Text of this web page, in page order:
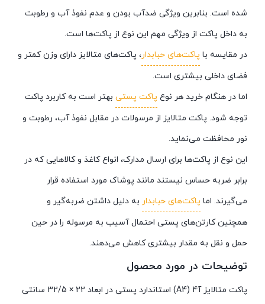
شده است. بنابرین ویژگی ضدآب بودن و عدم نفوذ آب و رطوبت
به داخل پاکت از ویژگی مهم این نوع از پاکت‌ها است.
در مقایسه با پاکت‌های حبابدار، پاکت‌های متالایز دارای وزن کمتر و
فضای داخلی بیشتری است.
اما در هنگام خرید هر نوع پاکت پستی بهتر است به کاربرد پاکت
توجه شود. پاکت‌ متالایز از مرسولات در مقابل نفوذ آب، رطوبت و
نور محافظت می‌نماید.
این نوع از پاکت‌ها برای ارسال مدارک، انواع کاغذ و کالاهایی که در
برابر ضربه حساس نیستند مانند پوشاک مورد استفاده قرار
می‌گیرند. اما پاکت‌های حبابدار به دلیل داشتن ضربه‌گیر و
همچنین کارتن‌های پستی احتمال آسیب به مرسوله را در حین
حمل و نقل به مقدار بیشتری کاهش می‌دهند.
توضیحات در مورد محصول
پاکت متالایز آ4 (A4) استاندارد پستی در ابعاد 22
× 32/5 سانتی